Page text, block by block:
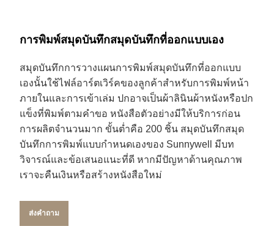
การพิมพ์สมุดบันทึกสมุดบันทึกที่ออกแบบเอง
สมุดบันทึกการวางแผนการพิมพ์สมุดบันทึกที่ออกแบบ
เองนั้นใช้ไฟล์อาร์ตเวิร์คของลูกค้าสำหรับการพิมพ์หน้า
ภายในและการเข้าเล่ม ปกอาจเป็นผ้าลินินผ้าหนังหรือปก
แข็งที่พิมพ์ตามคำขอ หนังสือตัวอย่างมีให้บริการก่อน
การผลิตจำนวนมาก ขั้นต่ำคือ 200 ชิ้น สมุดบันทึกสมุด
บันทึกการพิมพ์แบบกำหนดเองของ Sunnywell มีบท
วิจารณ์และข้อเสนอแนะที่ดี หากมีปัญหาด้านคุณภาพ
เราจะคืนเงินหรือสร้างหนังสือใหม่
ส่งคำถาม